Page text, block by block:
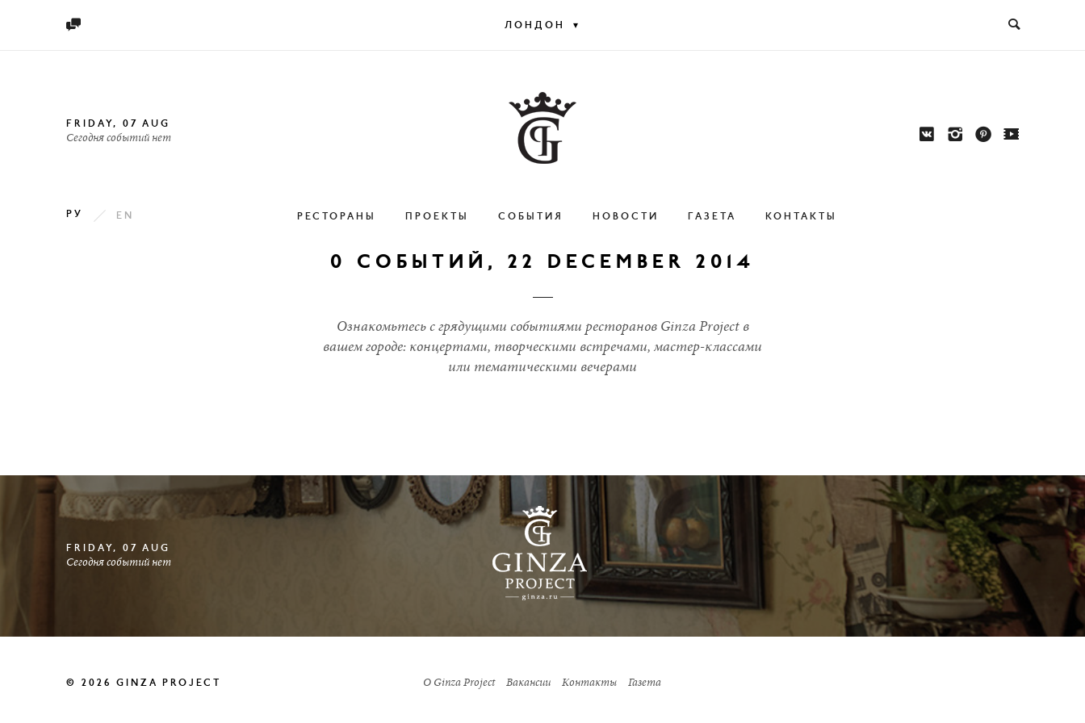
 ЛОНДОН ▾ 
FRIDAY, 07 AUG
Сегодня событий нет    
РУ EN РЕСТОРАНЫ ПРОЕКТЫ СОБЫТИЯ НОВОСТИ ГАЗЕТА КОНТАКТЫ
0 СОБЫТИЙ, 22 DECEMBER 2014
Ознакомьтесь с грядущими событиями ресторанов Ginza Project в
вашем городе: концертами, творческими встречами, мастер-классами
или тематическими вечерами
FRIDAY, 07 AUG
Сегодня событий нет
© 2026 GINZA PROJECT О Ginza Project Вакансии Контакты Газета